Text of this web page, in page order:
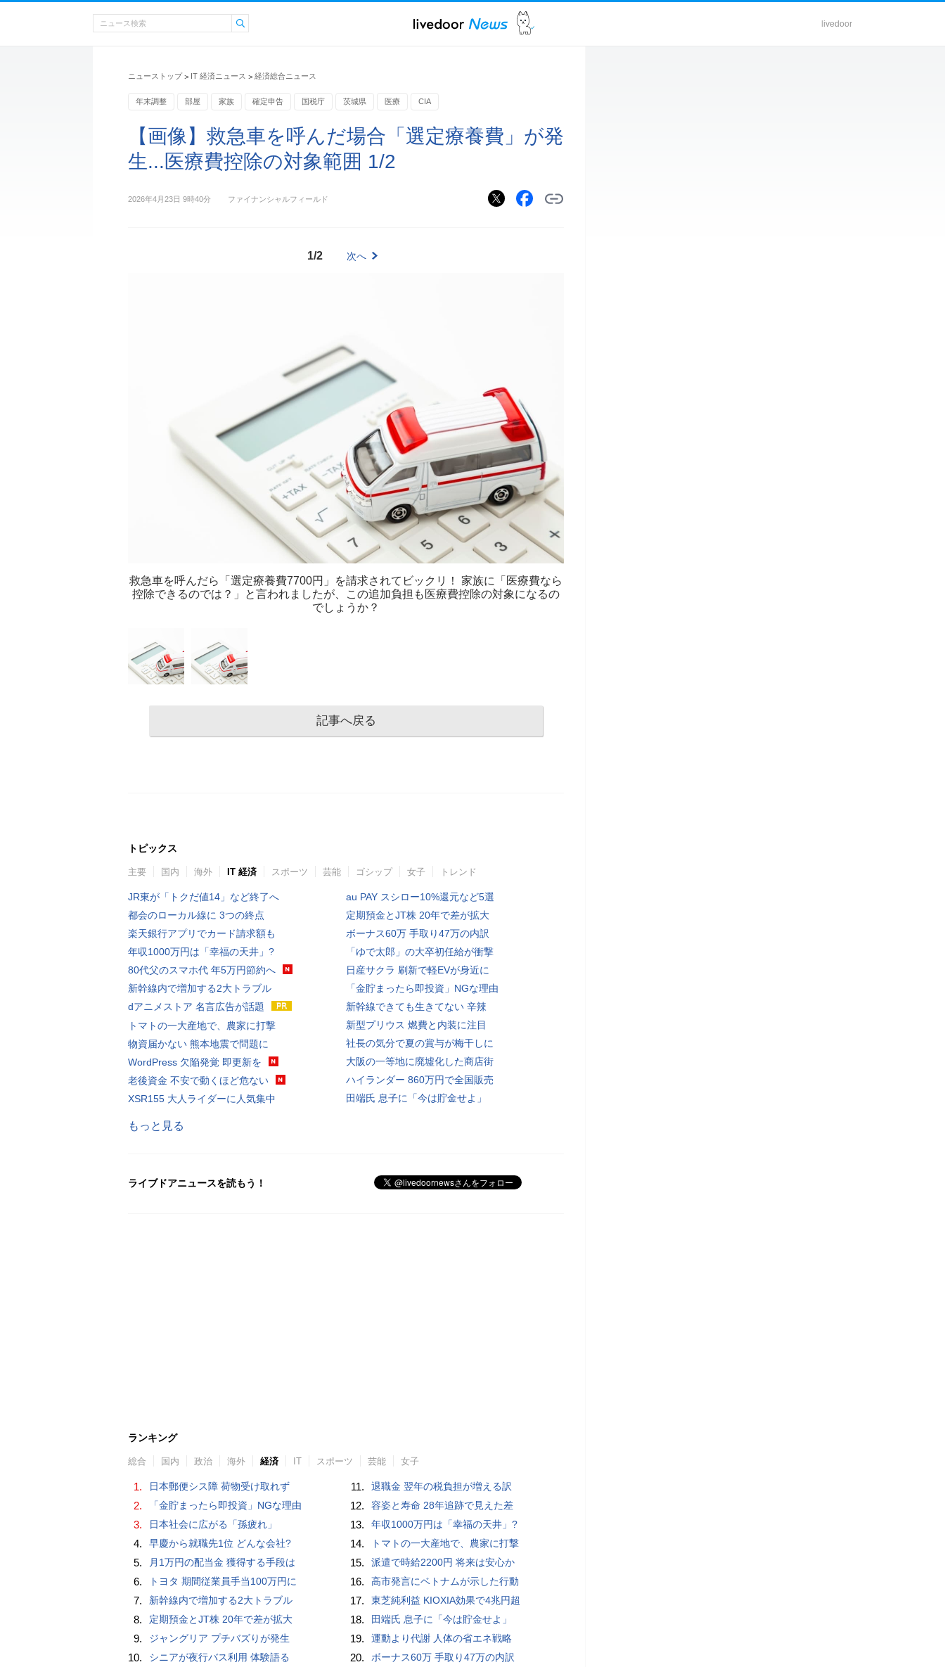
livedoor
ニューストップ > IT 経済ニュース > 経済総合ニュース
年末調整 部屋 家族 確定申告 国税庁 茨城県 医療 CIA
【画像】救急車を呼んだ場合「選定療養費」が発
生...医療費控除の対象範囲 1/2
2026年4月23日 9時40分 ファイナンシャルフィールド
1/2 次へ
救急車を呼んだら「選定療養費7700円」を請求されてビックリ！ 家族に「医療費なら
控除できるのでは？」と言われましたが、この追加負担も医療費控除の対象になるの
でしょうか？
記事へ戻る
トピックス
主要 国内 海外 IT 経済 スポーツ 芸能 ゴシップ 女子 トレンド
JR東が「トクだ値14」など終了へ
都会のローカル線に 3つの終点
楽天銀行アプリでカード請求額も
年収1000万円は「幸福の天井」?
80代父のスマホ代 年5万円節約へ
新幹線内で増加する2大トラブル
dアニメストア 名言広告が話題
トマトの一大産地で、農家に打撃
物資届かない 熊本地震で問題に
WordPress 欠陥発覚 即更新を
老後資金 不安で動くほど危ない
XSR155 大人ライダーに人気集中
au PAY スシロー10%還元など5選
定期預金とJT株 20年で差が拡大
ボーナス60万 手取り47万の内訳
「ゆで太郎」の大卒初任給が衝撃
日産サクラ 刷新で軽EVが身近に
「金貯まったら即投資」NGな理由
新幹線できても生きてない 辛辣
新型プリウス 燃費と内装に注目
社長の気分で夏の賞与が梅干しに
大阪の一等地に廃墟化した商店街
ハイランダー 860万円で全国販売
田端氏 息子に「今は貯金せよ」
もっと見る
ライブドアニュースを読もう！
ランキング
総合 国内 政治 海外 経済 IT スポーツ 芸能 女子
1. 日本郵便シス障 荷物受け取れず
2. 「金貯まったら即投資」NGな理由
3. 日本社会に広がる「孫疲れ」
4. 早慶から就職先1位 どんな会社?
5. 月1万円の配当金 獲得する手段は
6. トヨタ 期間従業員手当100万円に
7. 新幹線内で増加する2大トラブル
8. 定期預金とJT株 20年で差が拡大
9. ジャングリア プチバズりが発生
10. シニアが夜行バス利用 体験語る
11. 退職金 翌年の税負担が増える訳
12. 容姿と寿命 28年追跡で見えた差
13. 年収1000万円は「幸福の天井」?
14. トマトの一大産地で、農家に打撃
15. 派遣で時給2200円 将来は安心か
16. 高市発言にベトナムが示した行動
17. 東芝純利益 KIOXIA効果で4兆円超
18. 田端氏 息子に「今は貯金せよ」
19. 運動より代謝 人体の省エネ戦略
20. ボーナス60万 手取り47万の内訳